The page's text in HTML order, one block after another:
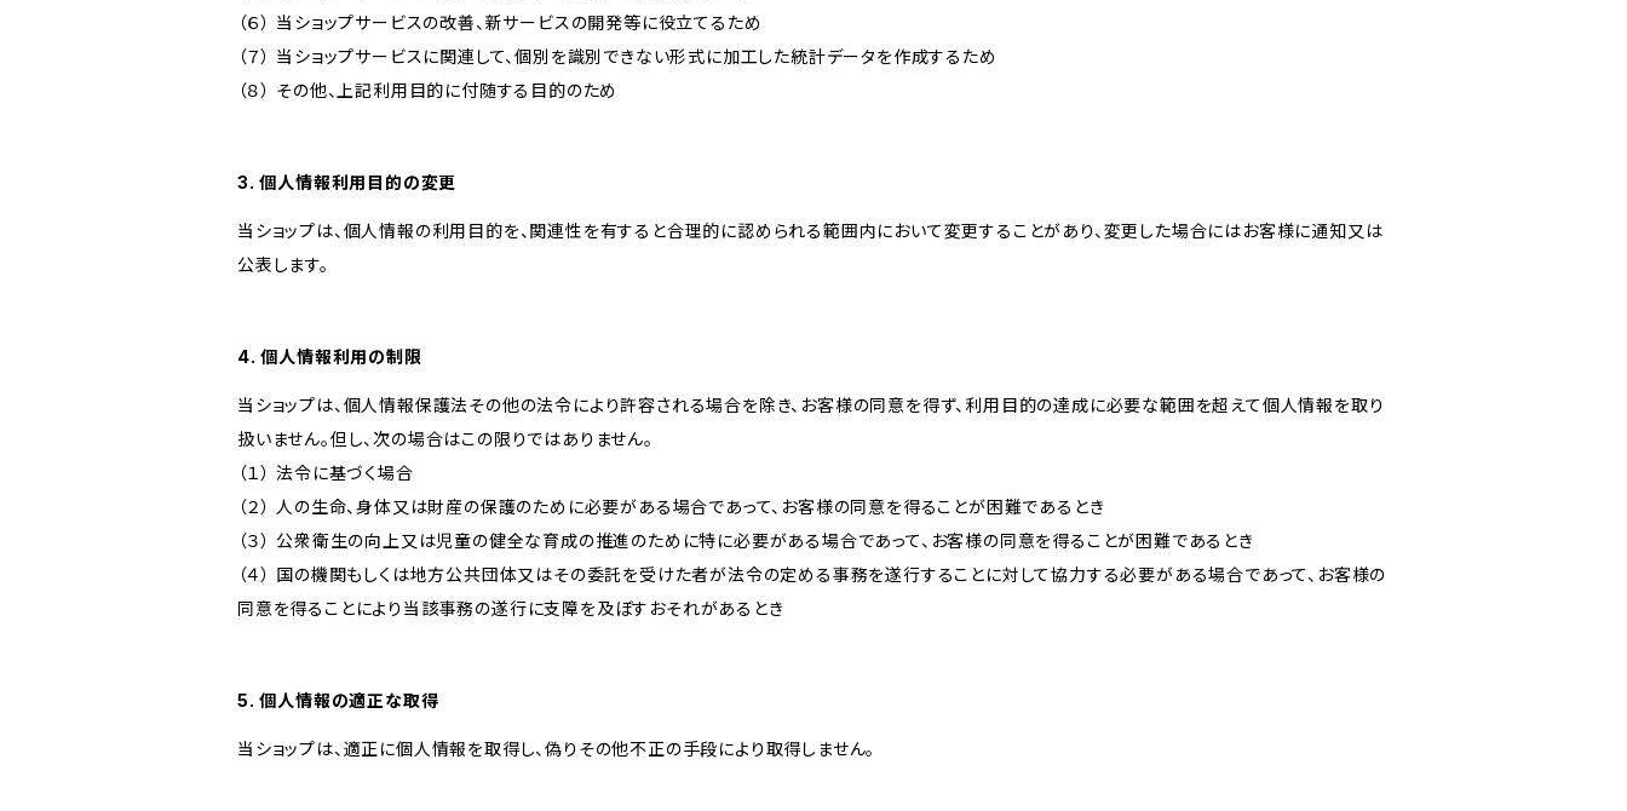
（６） 当ショップサービスの改善、新サービスの開発等に役立てるため
（７） 当ショップサービスに関連して、個別を識別できない形式に加工した統計データを作成するため
（８） その他、上記利用目的に付随する目的のため
3. 個人情報利用目的の変更
当ショップは、個人情報の利用目的を、関連性を有すると合理的に認められる範囲内において変更することがあり、変更した場合にはお客様に通知又は
公表します。
4. 個人情報利用の制限
当ショップは、個人情報保護法その他の法令により許容される場合を除き、お客様の同意を得ず、利用目的の達成に必要な範囲を超えて個人情報を取り
扱いません。但し、次の場合はこの限りではありません。
（１） 法令に基づく場合
（２） 人の生命、身体又は財産の保護のために必要がある場合であって、お客様の同意を得ることが困難であるとき
（３） 公衆衛生の向上又は児童の健全な育成の推進のために特に必要がある場合であって、お客様の同意を得ることが困難であるとき
（４） 国の機関もしくは地方公共団体又はその委託を受けた者が法令の定める事務を遂行することに対して協力する必要がある場合であって、お客様の
同意を得ることにより当該事務の遂行に支障を及ぼすおそれがあるとき
5. 個人情報の適正な取得
当ショップは、適正に個人情報を取得し、偽りその他不正の手段により取得しません。